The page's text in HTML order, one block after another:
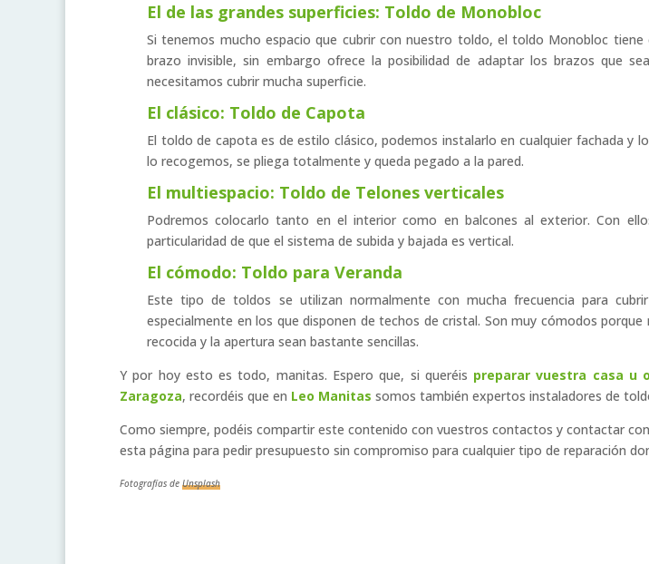
El de las grandes superficies: Toldo de Monobloc
Si tenemos mucho espacio que cubrir con nuestro toldo, el toldo Monobloc
brazo invisible, sin embargo ofrece la posibilidad de adaptar los brazos que
necesitamos cubrir mucha superficie.
El clásico: Toldo de Capota
El toldo de capota es de estilo clásico, podemos instalarlo en cualquier fachada y
lo recogemos, se pliega totalmente y queda pegado a la pared.
El multiespacio: Toldo de Telones verticales
Podremos colocarlo tanto en el interior como en balcones al exterior. Con
particularidad de que el sistema de subida y bajada es vertical.
El cómodo: Toldo para Veranda
Este tipo de toldos se utilizan normalmente con mucha frecuencia para
especialmente en los que disponen de techos de cristal. Son muy cómodos
recocida y la apertura sean bastante sencillas.
Y por hoy esto es todo, manitas. Espero que, si queréis preparar vuestra casa u
Zaragoza, recordéis que en Leo Manitas somos también expertos instaladores de
Como siempre, podéis compartir este contenido con vuestros contactos y contactar
esta página para pedir presupuesto sin compromiso para cualquier tipo de reparación
Fotografías de Unsplash